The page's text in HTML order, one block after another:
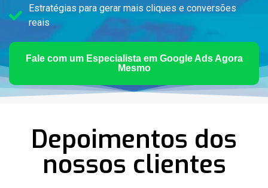
Estratégias para gerar mais cliques e conversões
reais
Fale com um Especialista em Google Ads Agora
Mesmo
Depoimentos dos
nossos clientes